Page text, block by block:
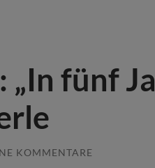
„In fünf
KOMMENTARE